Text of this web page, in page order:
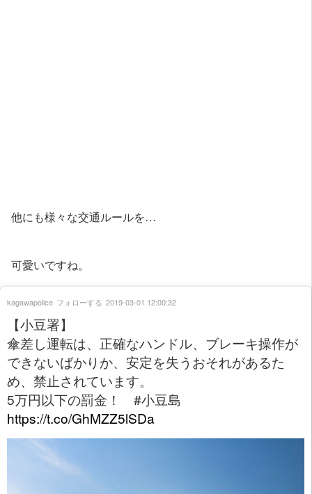
他にも様々な交通ルールを…
可愛いですね。
【小豆署】
傘差し運転は、正確なハンドル、ブレーキ操作が
できないばかりか、安定を失うおそれがあるた
め、禁止されています。
5万円以下の罰金！ #小豆島
https://t.co/GhMZZ5lSDa
kagawapolice フォローする 2019-03-01 12:00:32